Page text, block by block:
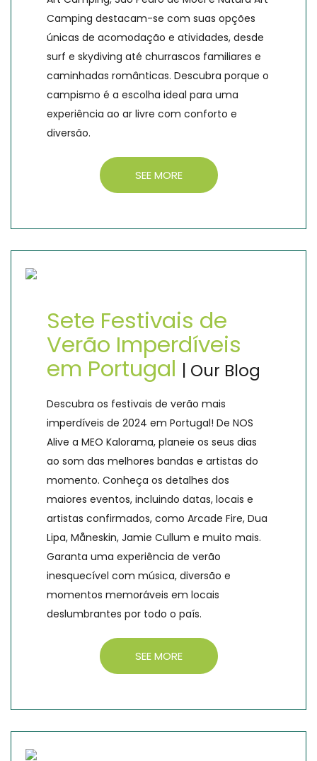
Camping destacam-se com suas opções
únicas de acomodação e atividades, desde
surf e skydiving até churrascos familiares e
caminhadas românticas. Descubra porque o
campismo é a escolha ideal para uma
experiência ao ar livre com conforto e
diversão.
SEE MORE
Sete Festivais de
Verão Imperdíveis
em Portugal | Our Blog
Descubra os festivais de verão mais
imperdíveis de 2024 em Portugal! De NOS
Alive a MEO Kalorama, planeie os seus dias
ao som das melhores bandas e artistas do
momento. Conheça os detalhes dos
maiores eventos, incluindo datas, locais e
artistas confirmados, como Arcade Fire, Dua
Lipa, Måneskin, Jamie Cullum e muito mais.
Garanta uma experiência de verão
inesquecível com música, diversão e
momentos memoráveis em locais
deslumbrantes por todo o país.
SEE MORE